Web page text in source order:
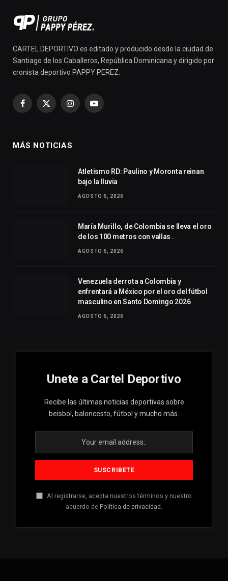
CARTEL DEPORTIVO es editado y producido desde la ciudad de
Santiago de los Caballeros, República Dominicana y dirigido por
cronista deportivo PAPPY PEREZ.
Facebook
X
InstagramYouTube
MÁS NOTICIAS
Atletismo RD: Paulino y Moronta reinan
bajo la lluvia
AGOSTO 6, 2026
María Murillo, de Colombia se lleva el oro
de los 100 metros con vallas .
AGOSTO 6, 2026
Venezuela derrota a Colombia y
enfrentará a México por el oro del fútbol
masculino en Santo Domingo 2026
AGOSTO 6, 2026
Unete a Cartel Deportivo
Recibe las últimas noticias deportivas sobre
beísbol, baloncesto, fútbol y mucho más.
Al registrarse, acepta nuestros términos y nuestro
acuerdo de Política de privacidad .